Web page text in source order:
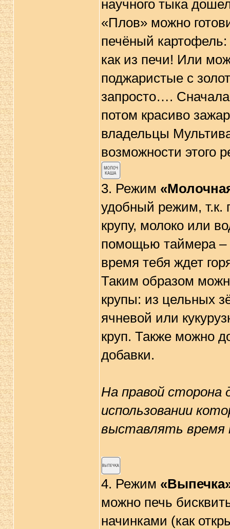
научного тыка
«Плов» можно
печёный
как из печи! Или
поджаристые с
запросто…. Сначала
потом красиво
владельцы
возможности этого
3. Режим
удобный режим, т.к.
крупу, молоко или
помощью таймера –
время тебя ждет
Таким образом
крупы: из цельных
ячневой или
круп. Также можно
добавки.
На правой сторона
использовании
выставлять время
4. Режим
можно печь
начинками (как